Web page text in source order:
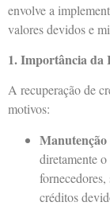
envolve a
valores devidos e
1. Importância da
A recuperação de
motivos:
diretamente
créditos